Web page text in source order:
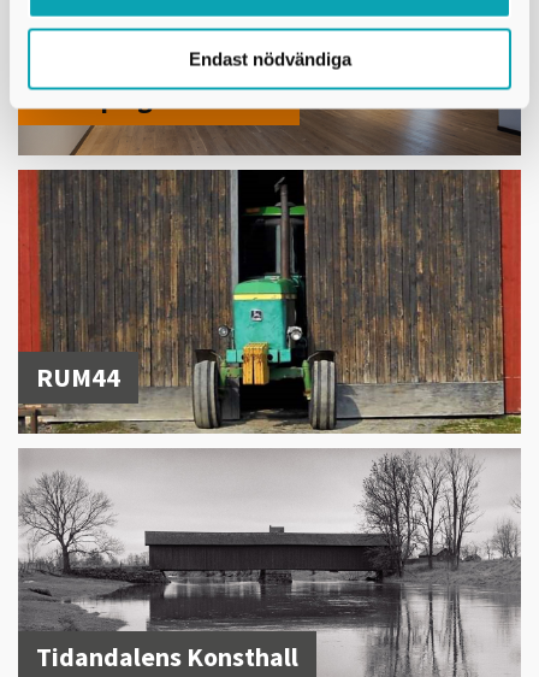
Endast nödvändiga
Lidköpings Konsthall
RUM44
Tidandalens Konsthall